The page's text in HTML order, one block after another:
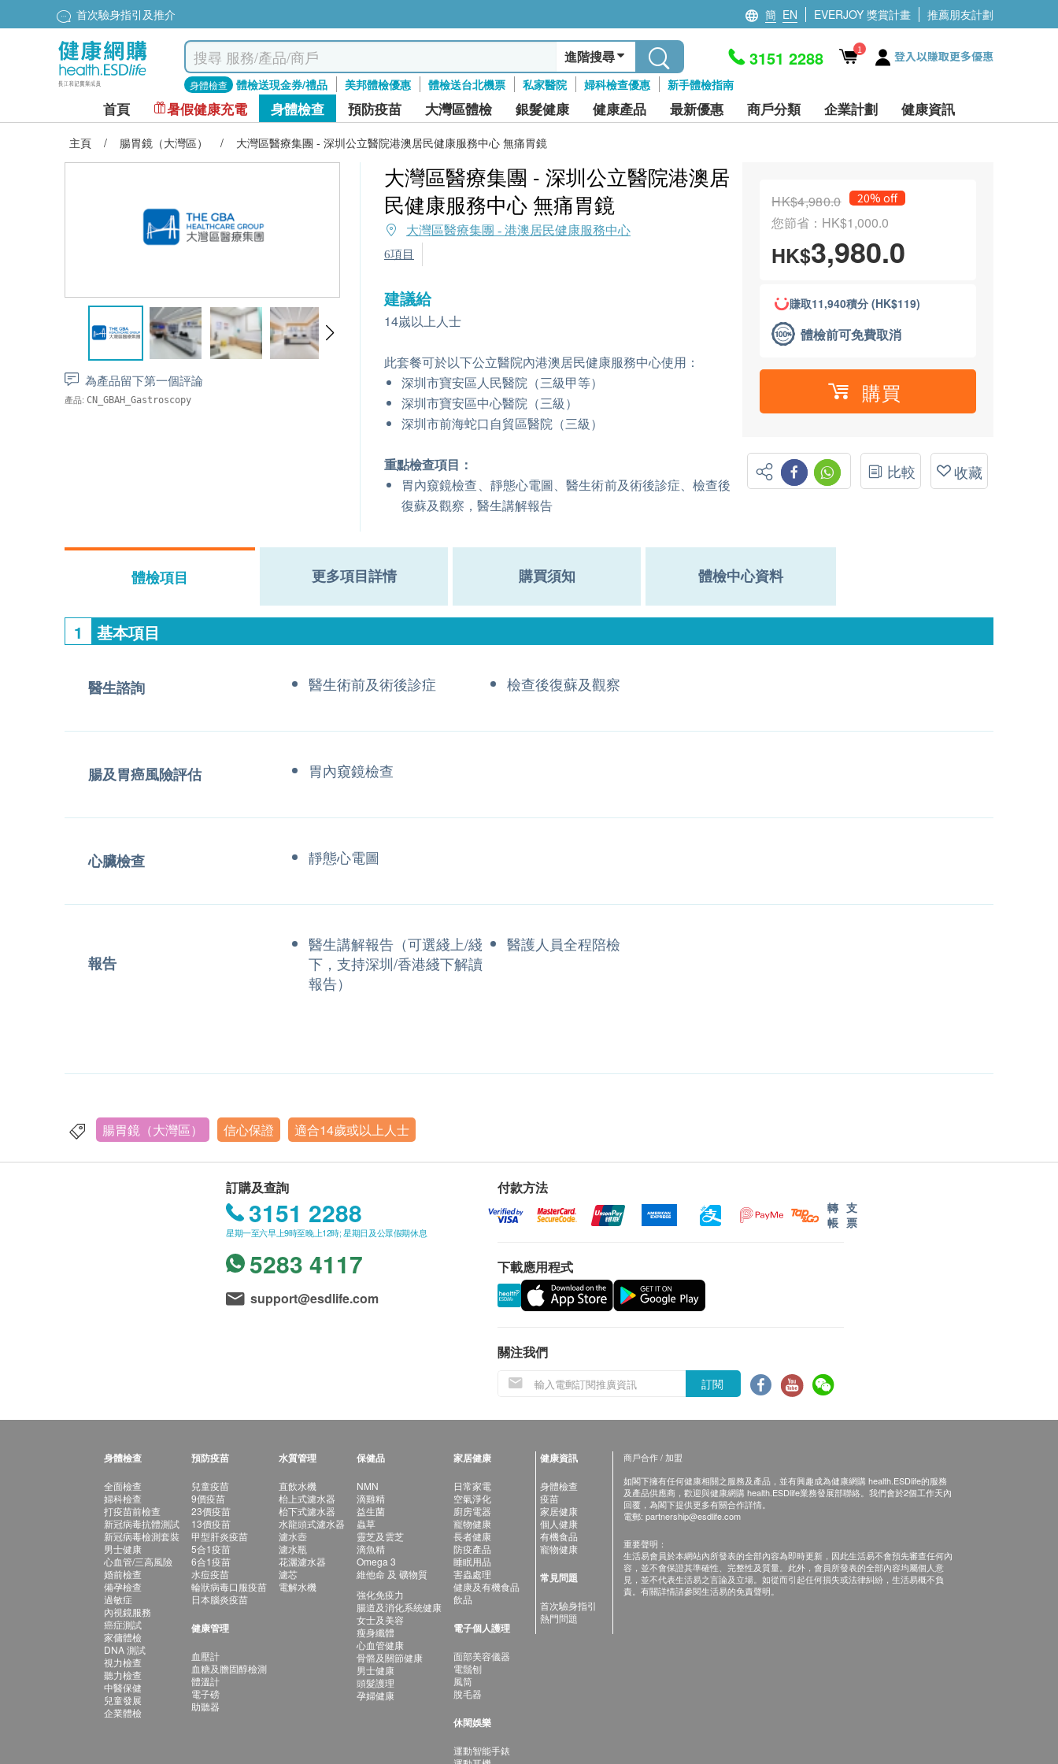
首次驗身指引及推介 簡 EN EVERJOY 獎賞計畫 推薦朋友計劃
進階搜尋
身體檢查 體檢送現金券/禮品 美邦體檢優惠 體檢送台北機票 私家醫院 婦科檢查優惠 新手體檢指南
3151 2288 1 登入以賺取更多優惠
首頁 暑假健康充電 身體檢查 預防疫苗 大灣區體檢 銀髮健康 健康產品 最新優惠 商戶分類 企業計劃 健康資訊
主頁 / 腸胃鏡（大灣區） / 大灣區醫療集團 - 深圳公立醫院港澳居民健康服務中心 無痛胃鏡
為產品留下第一個評論
產品: CN_GBAH_Gastroscopy
大灣區醫療集團 - 深圳公立醫院港澳居
民健康服務中心 無痛胃鏡
大灣區醫療集團 - 港澳居民健康服務中心
6項目
建議給
14嵗以上人士
此套餐可於以下公立醫院內港澳居民健康服務中心使用：
深圳市寶安區人民醫院（三級甲等）
深圳市寶安區中心醫院（三級）
深圳市前海蛇口自貿區醫院（三級）
重點檢查項目：
胃內窺鏡檢查、靜態心電圖、醫生術前及術後診症、檢查後
復蘇及觀察，醫生講解報告
HK$4,980.0 20% off
您節省：HK$1,000.0
HK$3,980.0
賺取11,940積分 (HK$119)
體檢前可免費取消
購買
比較 收藏
體檢項目 更多項目詳情 購買須知 體檢中心資料
1 基本項目
醫生諮詢 醫生術前及術後診症 檢查後復蘇及觀察
腸及胃癌風險評估 胃內窺鏡檢查
心臟檢查 靜態心電圖
報告
醫生講解報告（可選綫上/綫
下，支持深圳/香港綫下解讀
報告）
醫護人員全程陪檢
腸胃鏡（大灣區） 信心保證 適合14歲或以上人士
訂購及查詢
3151 2288
星期一至六早上9時至晚上12時; 星期日及公眾假期休息
5283 4117
support@esdlife.com
付款方法
轉
帳
支
票
下載應用程式
關注我們
訂閱
身體檢查
全面檢查
婦科檢查
打疫苗前檢查
新冠病毒抗體測試
新冠病毒檢測套裝
男士健康
心血管/三高風險
婚前檢查
備孕檢查
過敏症
內視鏡服務
癌症測試
家傭體檢
DNA 測試
視力檢查
聽力檢查
中醫保健
兒童發展
企業體檢
預防疫苗
兒童疫苗
9價疫苗
23價疫苗
13價疫苗
甲型肝炎疫苗
5合1疫苗
6合1疫苗
水痘疫苗
輪狀病毒口服疫苗
日本腦炎疫苗
健康管理
血壓計
血糖及膽固醇檢測
體溫計
電子磅
助聽器
水質管理
直飲水機
枱上式濾水器
枱下式濾水器
水龍頭式濾水器
濾水壺
濾水瓶
花灑濾水器
濾芯
電解水機
保健品
NMN
滴雞精
益生菌
蟲草
靈芝及雲芝
滴魚精
Omega 3
維他命 及 礦物質
強化免疫力
腸道及消化系統健康
女士及美容
瘦身纖體
心血管健康
骨骼及關節健康
男士健康
頭髮護理
孕婦健康
家居健康
日常家電
空氣淨化
廚房電器
寵物健康
長者健康
防疫產品
睡眠用品
害蟲處理
健康及有機食品
飲品
電子個人護理
面部美容儀器
電鬚刨
風筒
脫毛器
休閑娛樂
運動智能手錶
健康資訊
身體檢查
疫苗
家居健康
個人健康
有機食品
寵物健康
常見問題
首次驗身指引
熱門問題
商戶合作 / 加盟
如閣下擁有任何健康相關之服務及產品，並有興趣成為健康網購 health.ESDlife的服務
及產品供應商，歡迎與健康網購 health.ESDlife業務發展部聯絡。我們會於2個工作天內
回覆，為閣下提供更多有關合作詳情。
電郵: partnership@esdlife.com
重要聲明：
生活易會員於本網站內所發表的全部內容為即時更新，因此生活易不會預先審查任何內
容，並不會保證其準確性、完整性及質量。此外，會員所發表的全部內容均屬個人意
見，並不代表生活易之言論及立場。如從而引起任何損失或法律糾紛，生活易概不負
責。有關詳情請參閱生活易的免責聲明。